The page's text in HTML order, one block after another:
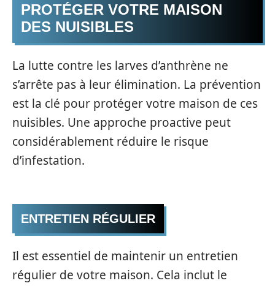
PROTÉGER VOTRE MAISON
DES NUISIBLES
La lutte contre les larves d’anthrène ne
s’arrête pas à leur élimination. La prévention
est la clé pour protéger votre maison de ces
nuisibles. Une approche proactive peut
considérablement réduire le risque
d’infestation.
ENTRETIEN RÉGULIER
Il est essentiel de maintenir un entretien
régulier de votre maison. Cela inclut le